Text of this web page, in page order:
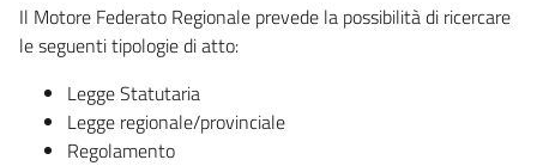
Il Motore Federato Regionale prevede la possibilità di ricercare
le seguenti tipologie di atto:
Legge Statutaria
Legge regionale/provinciale
Regolamento